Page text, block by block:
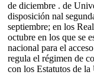
de diciembre . de
disposición nal
septiembre; en los
octubre en los que se
nacional para el
regula el régimen de
con los Estatutos de